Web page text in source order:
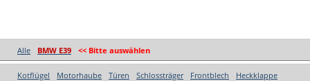
Alle BMW E39 << Bitte auswählen
Kotflügel Motorhaube Türen Schlossträger Frontblech
Heckklappe